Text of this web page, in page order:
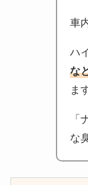
車
ハ
な
ま
「
な